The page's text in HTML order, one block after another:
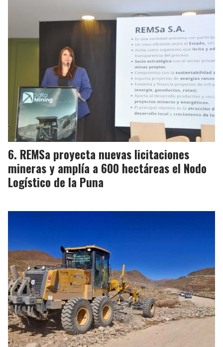
REMSa proyecta nuevas licitaciones
mineras y amplía a 600 hectáreas el Nodo
Logístico de la Puna